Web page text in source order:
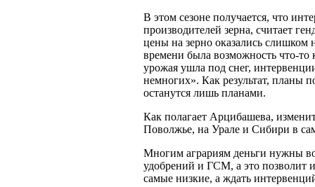
В этом сезоне получается, что
производителей зерна, считает
цены на зерно оказались слишком
времени была возможность что-то
урожая ушла под снег,
немногих». Как результат, планы
останутся лишь планами.
Как полагает Арцибашева,
Поволжье, на Урале и Сибири в
Многим аграриям деньги нужны во
удобрений и ГСМ, а это позволит
самые низкие, а ждать